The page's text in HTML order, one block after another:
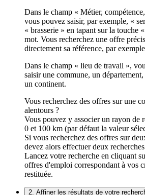
Dans le champ « Métier,
vous pouvez saisir, par exemple, «
« brasserie » en tapant sur la touche
mot. Vous recherchez une offre
directement sa référence, par
Dans le champ « lieu de travail »,
saisir une commune, un
un continent.
Vous recherchez des offres sur une
alentours ?
Vous pouvez y associer un rayon de
0 et 100 km (par défaut la valeur
Si vous recherchez des offres sur
devez alors effectuer deux recherches
Lancez votre recherche en cliquant
offres d'emploi correspondant à vos
restituée.
2. Affiner les résultats de votre